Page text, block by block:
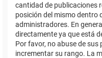
cantidad de publicaciones
posición del mismo dentro
administradores. En
directamente ya que está
Por favor, no abuse de
incrementar su rango. La